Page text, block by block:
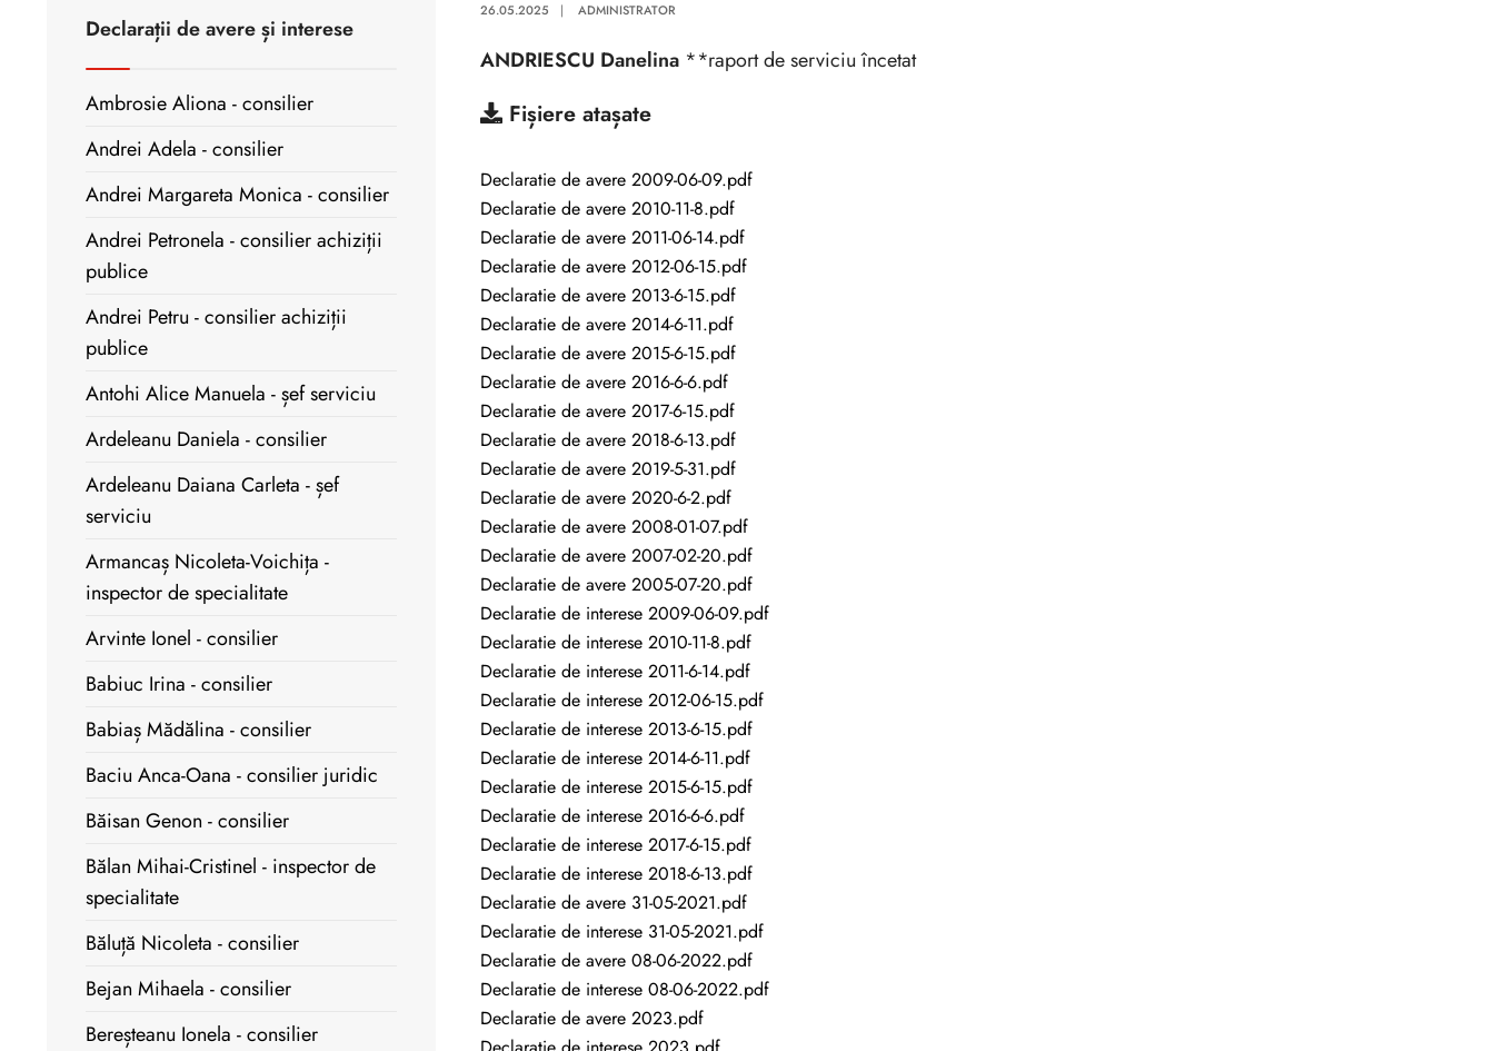
26.05.2025 | ADMINISTRATOR
ANDRIESCU Danelina **raport de serviciu încetat
Fișiere atașate
Declaratie de avere 2009-06-09.pdf
Declaratie de avere 2010-11-8.pdf
Declaratie de avere 2011-06-14.pdf
Declaratie de avere 2012-06-15.pdf
Declaratie de avere 2013-6-15.pdf
Declaratie de avere 2014-6-11.pdf
Declaratie de avere 2015-6-15.pdf
Declaratie de avere 2016-6-6.pdf
Declaratie de avere 2017-6-15.pdf
Declaratie de avere 2018-6-13.pdf
Declaratie de avere 2019-5-31.pdf
Declaratie de avere 2020-6-2.pdf
Declaratie de avere 2008-01-07.pdf
Declaratie de avere 2007-02-20.pdf
Declaratie de avere 2005-07-20.pdf
Declaratie de interese 2009-06-09.pdf
Declaratie de interese 2010-11-8.pdf
Declaratie de interese 2011-6-14.pdf
Declaratie de interese 2012-06-15.pdf
Declaratie de interese 2013-6-15.pdf
Declaratie de interese 2014-6-11.pdf
Declaratie de interese 2015-6-15.pdf
Declaratie de interese 2016-6-6.pdf
Declaratie de interese 2017-6-15.pdf
Declaratie de interese 2018-6-13.pdf
Declaratie de avere 31-05-2021.pdf
Declaratie de interese 31-05-2021.pdf
Declaratie de avere 08-06-2022.pdf
Declaratie de interese 08-06-2022.pdf
Declaratie de avere 2023.pdf
Declarații de avere și interese
Ambrosie Aliona - consilier
Andrei Adela - consilier
Andrei Margareta Monica - consilier
Andrei Petronela - consilier achiziții
publice
Andrei Petru - consilier achiziții
publice
Antohi Alice Manuela - șef serviciu
Ardeleanu Daniela - consilier
Ardeleanu Daiana Carleta - șef
serviciu
Armancaș Nicoleta-Voichița -
inspector de specialitate
Arvinte Ionel - consilier
Babiuc Irina - consilier
Babiaș Mădălina - consilier
Baciu Anca-Oana - consilier juridic
Băisan Genon - consilier
Bălan Mihai-Cristinel - inspector de
specialitate
Băluță Nicoleta - consilier
Bejan Mihaela - consilier
Bereșteanu Ionela - consilier